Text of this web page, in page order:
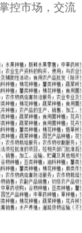
控市场，交流